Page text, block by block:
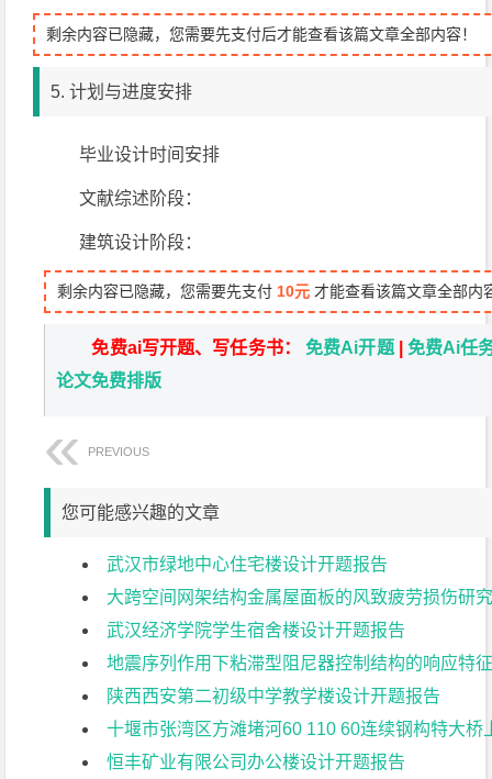
剩余内容已隐藏，您需要先支付后才能查看该篇文章全部内容！
5. 计划与进度安排
毕业设计时间安排
文献综述阶段：
建筑设计阶段：
剩余内容已隐藏，您需要先支付 10元 才能查看该篇文章全部内
免费ai写开题、写任务书：免费Ai开题| 免费Ai任
论文免费排版
PREVIOUS
您可能感兴趣的文章
武汉市绿地中心住宅楼设计开题报告
大跨空间网架结构金属屋面板的风致疲劳损伤研
武汉经济学院学生宿舍楼设计开题报告
地震序列作用下粘滞型阻尼器控制结构的响应特
陕西西安第二初级中学教学楼设计开题报告
十堰市张湾区方滩堵河60 110 60连续钢构特大桥
恒丰矿业有限公司办公楼设计开题报告